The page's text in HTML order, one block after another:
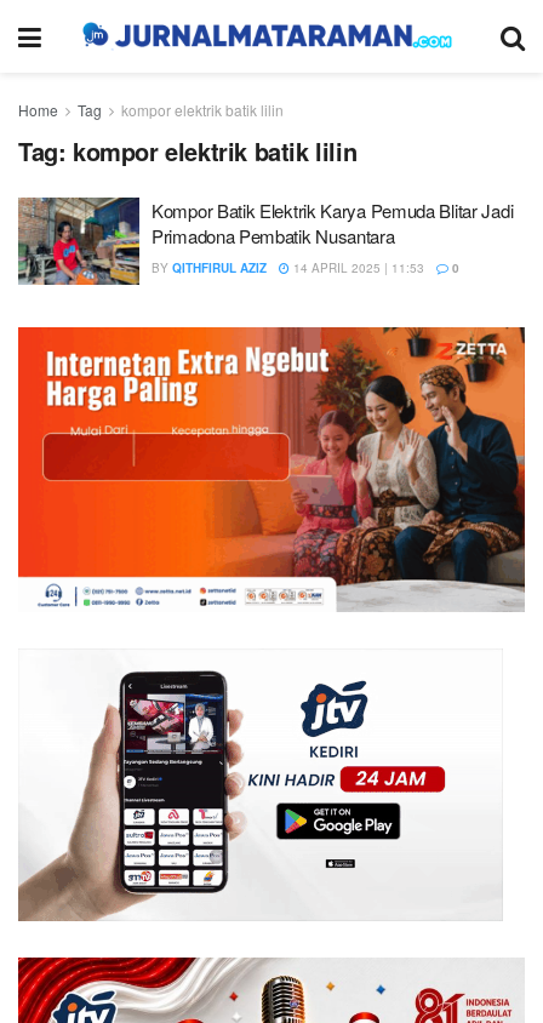
Home Tag kompor elektrik batik lilin
Tag: kompor elektrik batik lilin
Kompor Batik Elektrik Karya Pemuda Blitar Jadi
Primadona Pembatik Nusantara
BY QITHFIRUL AZIZ 14 APRIL 2025 | 11:53 0